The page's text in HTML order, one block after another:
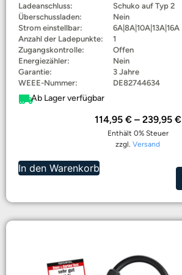
Ladeanschluss:
Schuko auf Typ 2
Überschussladen:
Nein
Strom einstellbar:
6A|8A|10A|13A|16A
Anzahl der Ladepunkte:
1
Zugangskontrolle:
Offen
Energiezähler:
Nein
Garantie:
3 Jahre
WEEE-Nummer:
DE82744634
Ab Lager verfügbar
114,95 € – 239,95 €
Enthält 0% Steuer
zzgl. Versand
In den Warenkorb